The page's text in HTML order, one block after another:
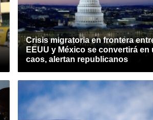
Crisis migratoria en frontera
EEUU y México se convertirá en
caos, alertan republicanos